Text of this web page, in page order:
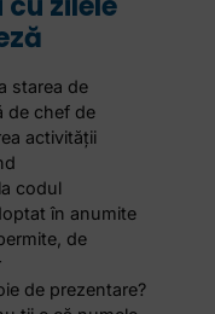
starea de
de chef de
activității
codul
în anumite
de
de prezentare?